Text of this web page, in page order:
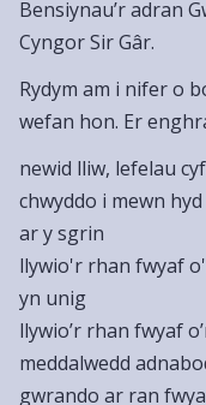
Bensiynau’r adran
Cyngor Sir Gâr.
Rydym am i nifer o
wefan hon. Er
newid lliw, lefelau
chwyddo i mewn
ar y sgrin
llywio'r rhan fwyaf
yn unig
llywio’r rhan fwyaf
meddalwedd
gwrando ar ran